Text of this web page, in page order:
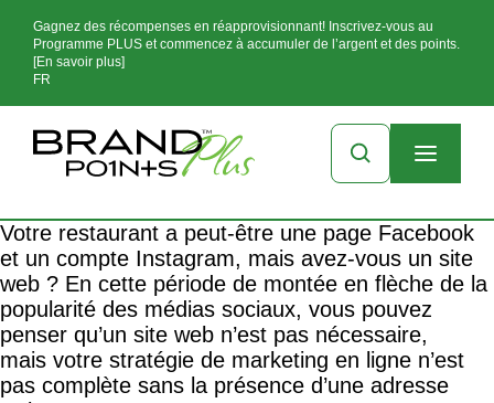
Gagnez des récompenses en réapprovisionnant! Inscrivez-vous au
Programme PLUS et commencez à accumuler de l’argent et des points.
[En savoir plus]
FR
Votre restaurant a peut-être une page Facebook
et un compte Instagram, mais avez-vous un site
web ? En cette période de montée en flèche de la
popularité des médias sociaux, vous pouvez
penser qu’un site web n’est pas nécessaire,
mais votre stratégie de marketing en ligne n’est
pas complète sans la présence d’une adresse